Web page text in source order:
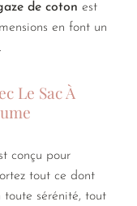
de coton est
en font un
Le Sac À
conçu pour
tout ce dont
toute sérénité, tout